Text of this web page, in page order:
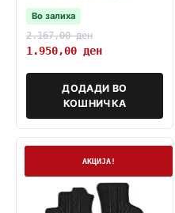
Во залиха
2.167,00ден
1.950,00 ден
ДОДАДИ ВО
КОШНИЧКА
АКЦИЈА!